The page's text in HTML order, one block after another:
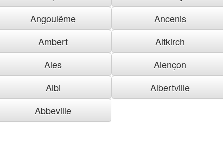
Angoulême
Ancenis
Ambert
Altkirch
Ales
Alençon
Albi
Albertville
Abbeville